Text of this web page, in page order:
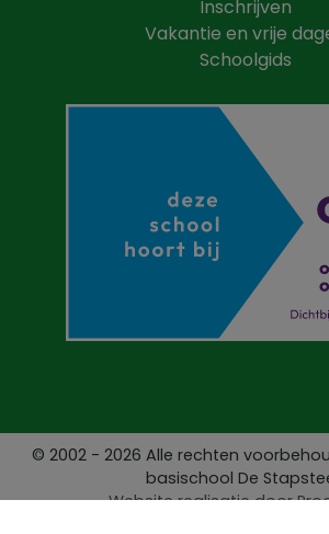
Inschrijven
Vakantie en vrije
Schoolgids
© 2002 - 2026 Alle rechten
basischool De
Website realisatie door